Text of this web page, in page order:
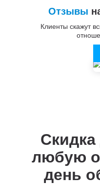
Отзывы
Клиенты скажут
Скидка
любую
день